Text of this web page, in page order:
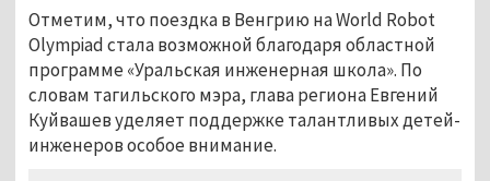
Отметим, что поездка в Венгрию на World Robot
Olympiad стала возможной благодаря областной
программе «Уральская инженерная школа». По
словам тагильского мэра, глава региона Евгений
Куйвашев уделяет поддержке талантливых детей-
инженеров особое внимание.